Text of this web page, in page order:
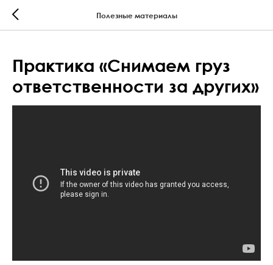
Полезные материалы
Практика «Снимаем груз
ответственности за других»